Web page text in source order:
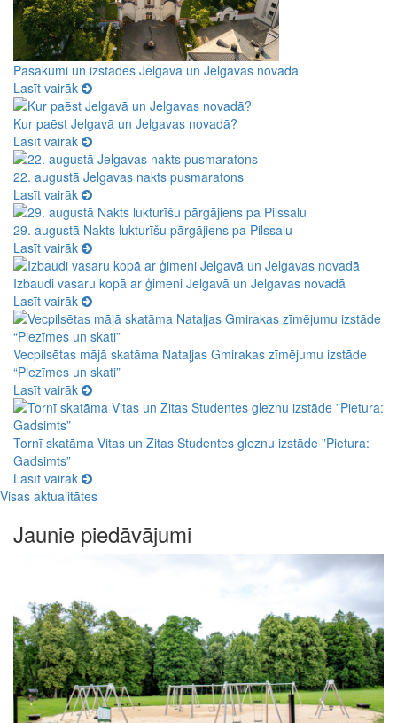
Pasākumi un izstādes Jelgavā un Jelgavas novadā
Lasīt vairāk
Kur paēst Jelgavā un Jelgavas novadā?
Lasīt vairāk
22. augustā Jelgavas nakts pusmaratons
Lasīt vairāk
29. augustā Nakts lukturīšu pārgājiens pa Pilssalu
Lasīt vairāk
Izbaudi vasaru kopā ar ģimeni Jelgavā un Jelgavas novadā
Lasīt vairāk
Vecpilsētas mājā skatāma Nataļjas Gmirakas zīmējumu izstāde
“Piezīmes un skati”
Lasīt vairāk
Tornī skatāma Vitas un Zitas Studentes gleznu izstāde ”Pietura:
Gadsimts”
Lasīt vairāk
Visas aktualitātes
Jaunie piedāvājumi